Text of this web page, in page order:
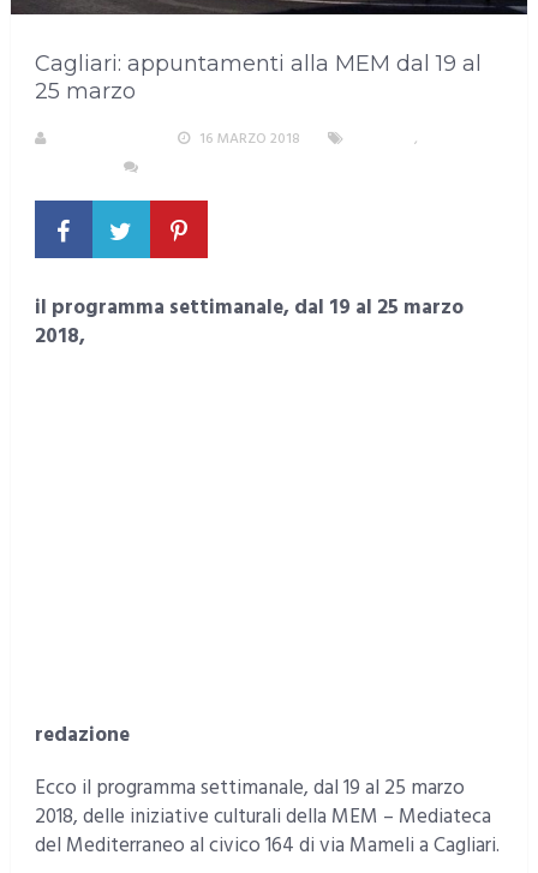
Cagliari: appuntamenti alla MEM dal 19 al
25 marzo
16 MARZO 2018 ,
il programma settimanale, dal 19 al 25 marzo
2018,
redazione
Ecco il programma settimanale, dal 19 al 25 marzo
2018, delle iniziative culturali della MEM – Mediateca
del Mediterraneo al civico 164 di via Mameli a Cagliari.